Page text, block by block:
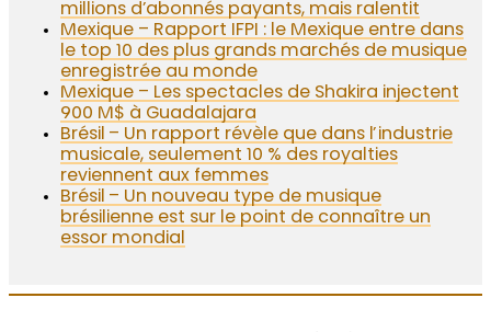
millions d’abonnés payants, mais ralentit
Mexique – Rapport IFPI : le Mexique entre dans
le top 10 des plus grands marchés de musique
enregistrée au monde
Mexique – Les spectacles de Shakira injectent
900 M$ à Guadalajara
Brésil – Un rapport révèle que dans l’industrie
musicale, seulement 10 % des royalties
reviennent aux femmes
Brésil – Un nouveau type de musique
brésilienne est sur le point de connaître un
essor mondial